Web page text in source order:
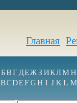
Главная
БВГ ДЕЖ З ИКЛМН
BCDEFGH I J K L M